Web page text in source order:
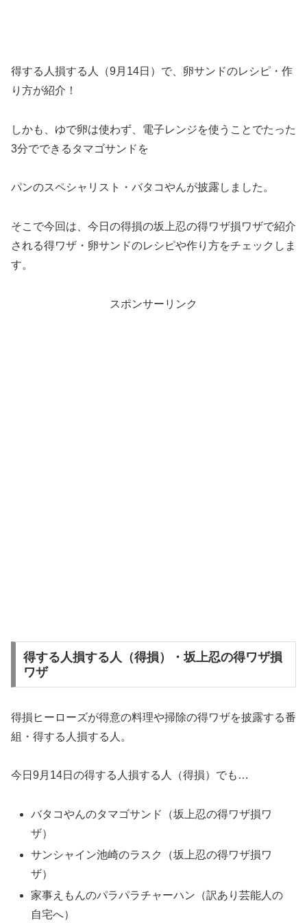
得する人損する人（9月14日）で、卵サンドのレシピ・作
り方が紹介！
しかも、ゆで卵は使わず、電子レンジを使うことでたった
3分でできるタマゴサンドを
パンのスペシャリスト・バタコやんが披露しました。
そこで今回は、今日の得損の坂上忍の得ワザ損ワザで紹介
される得ワザ・卵サンドのレシピや作り方をチェックしま
す。
スポンサーリンク
得する人損する人（得損）・坂上忍の得ワザ損
ワザ
得損ヒーローズが得意の料理や掃除の得ワザを披露する番
組・得する人損する人。
今日9月14日の得する人損する人（得損）でも…
バタコやんのタマゴサンド（坂上忍の得ワザ損ワ
ザ）
サンシャイン池崎のラスク（坂上忍の得ワザ損ワ
ザ）
家事えもんのパラパラチャーハン（訳あり芸能人の
自宅へ）